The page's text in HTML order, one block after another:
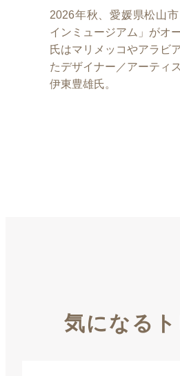
2026年秋、愛媛県松山
インミュージアム」がオ
氏はマリメッコやアラビ
たデザイナー／アーティ
伊東豊雄氏。
気になるト